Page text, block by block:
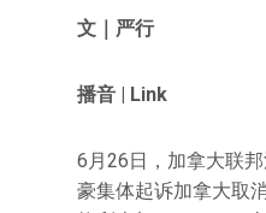
文｜严行
播音 | Link
6月26日，加拿大联
豪集体起诉加拿大取